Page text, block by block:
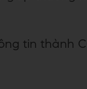
tin thành